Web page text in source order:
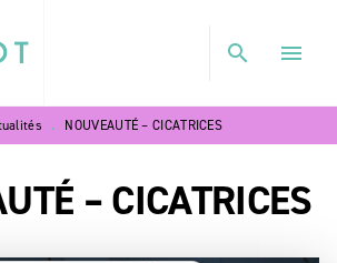
search menu
• NOUVEAUTÉ – CICATRICES
– CICATRICES